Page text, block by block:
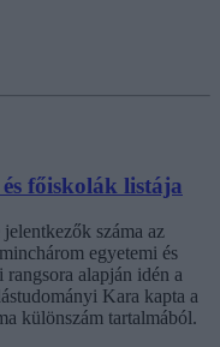
főiskolák listája
száma az
egyetemi és
alapján idén a
Kara kapta a
különszám tartalmából.